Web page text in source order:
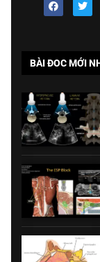
BÀI ĐOC MỚI